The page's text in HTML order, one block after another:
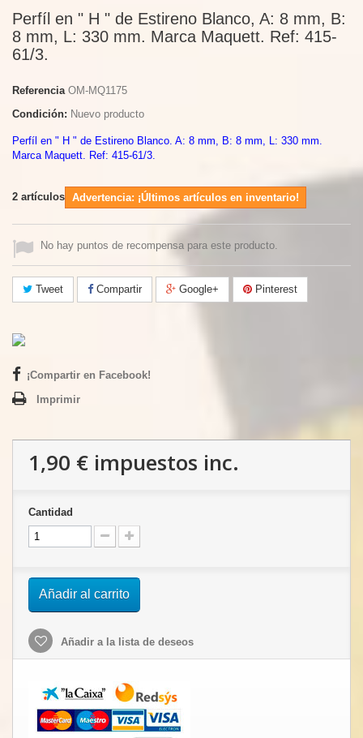
Perfíl en " H " de Estireno Blanco, A: 8 mm, B:
8 mm, L: 330 mm. Marca Maquett. Ref: 415-
61/3.
Referencia OM-MQ1175
Condición: Nuevo producto
Perfíl en " H " de Estireno Blanco. A: 8 mm, B: 8 mm, L: 330 mm.
Marca Maquett. Ref: 415-61/3.
2 artículos Advertencia: ¡Últimos artículos en inventario!
No hay puntos de recompensa para este producto.
Tweet Compartir Google+ Pinterest
¡Compartir en Facebook!
Imprimir
1,90 € impuestos inc.
Cantidad
Añadir al carrito
Añadir a la lista de deseos